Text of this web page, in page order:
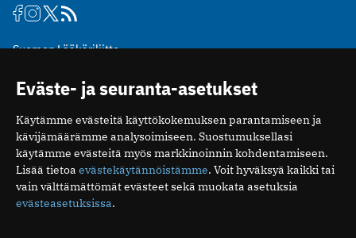
Suomen Lääkäriliitto
00510 Helsinki
puh. (09) 393 091
toimitus@potilaanlaakarilehti.fi
ISSN 2323-9476
Eväste- ja seuranta-asetukset
Käytämme evästeitä käyttökokemuksen parantamiseen ja
kävijämäärämme analysoimiseen. Suostumuksellasi
käytämme evästeitä myös markkinoinnin kohdentamiseen.
Lisää tietoa evästekäytännöistämme. Voit hyväksyä kaikki tai
vain välttämättömät evästeet sekä muokata asetuksia
evästeasetuksissa.